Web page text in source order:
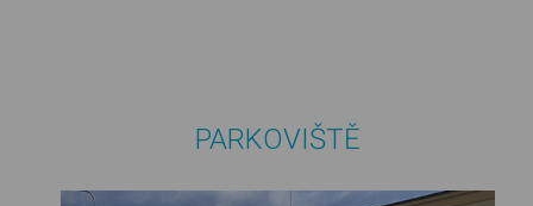
PARKOVIŠTĚ